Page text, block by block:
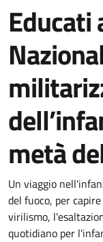
Educati
metà
Dettagli
Un viaggio
del fuoco, per
virilismo,
quotidiano per